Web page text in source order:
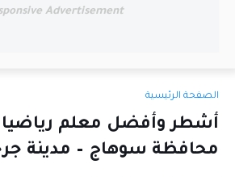
Advertisement
الصفحة الرئيسية
أشطر وأفضل معلم
محافظة سوهاج – مدينة